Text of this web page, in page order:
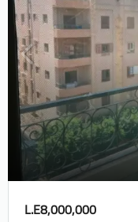
L.E8,000,000